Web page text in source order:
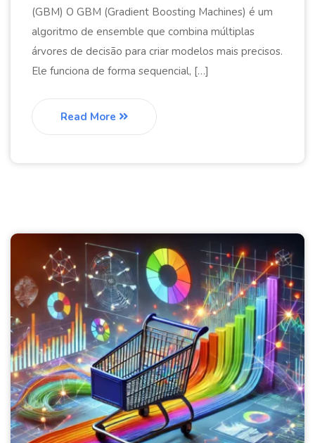
(GBM) O GBM (Gradient Boosting Machines) é um
algoritmo de ensemble que combina múltiplas
árvores de decisão para criar modelos mais precisos.
Ele funciona de forma sequencial, […]
Read More